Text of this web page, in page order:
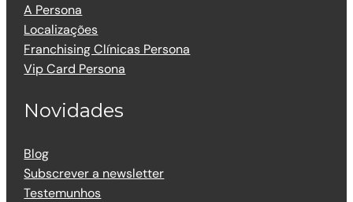
A Persona
Localizações
Franchising Clínicas Persona
Vip Card Persona
Novidades
Blog
Subscrever a newsletter
Testemunhos